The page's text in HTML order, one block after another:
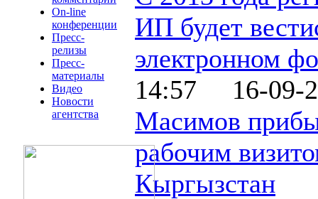
On-line
конференции
Пресс-
релизы
Пресс-
материалы
Видео
Новости
агентства
ИП будет
электронном
14:57 16-09-
Масимов
рабочим
Кыргызстан